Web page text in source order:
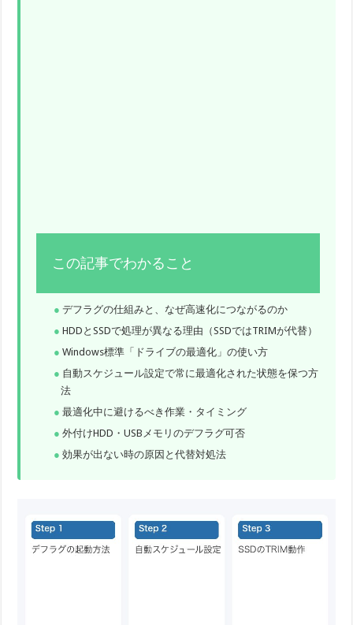
この記事でわかること
デフラグの仕組みと、なぜ高速化につながるのか
HDDとSSDで処理が異なる理由（SSDではTRIMが代替）
Windows標準「ドライブの最適化」の使い方
自動スケジュール設定で常に最適化された状態を保つ方
法
最適化中に避けるべき作業・タイミング
外付けHDD・USBメモリのデフラグ可否
効果が出ない時の原因と代替対処法